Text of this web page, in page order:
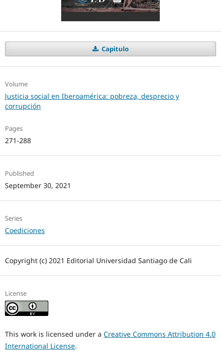
Capitulo
Volume
Justicia social en Iberoamérica: pobreza, desprecio y
corrupción
Pages
271-288
Published
September 30, 2021
Series
Coediciones
Copyright (c) 2021 Editorial Universidad Santiago de Cali
License
This work is licensed under a Creative Commons Attribution 4.0
International License.